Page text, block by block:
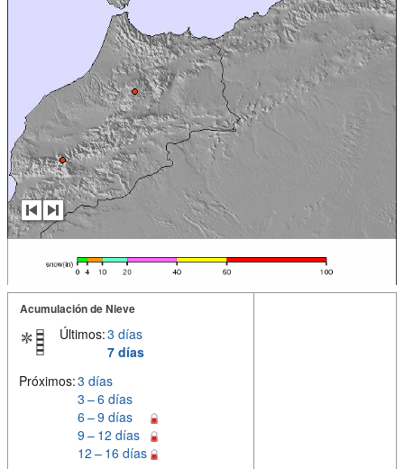
Acumulación de Nieve
Últimos:3 días
7 días
Próximos:3 días
3 – 6 días
6 – 9 días
9 – 12 días
12 – 16 días